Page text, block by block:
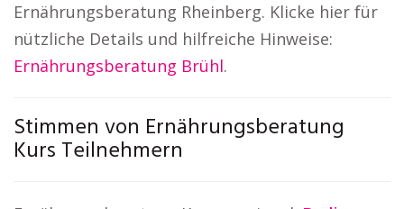
Ernährungsberatung Rheinberg. Klicke hier für
nützliche Details und hilfreiche Hinweise:
Ernährungsberatung Brühl.
Stimmen von Ernährungsberatung
Kurs Teilnehmern